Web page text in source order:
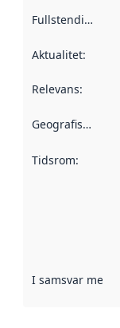
Fullstendigheit
Aktualitet:
Relevans:
Geografisk område
Tidsrom:
I samsvar med